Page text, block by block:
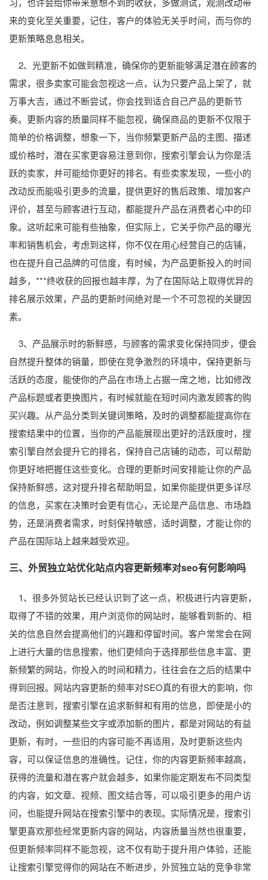
来的变化至关重要，记住，客户的体验无关乎时间，而与你的
更新策略息息相关。
2、光更新不如做到精准，确保你的更新能够满足潜在顾客的
需求，很多卖家可能会忽视这一点，认为只要产品上架了，就
万事大吉，通过不断尝试，你会找到适合自己产品的更新节
奏。更新内容的质量同样不能忽视，确保商品的更新不仅限于
简单的价格调整，想象一下，当你频繁更新产品的主图、描述
或价格时，潜在买家更容易注意到你，搜索引擎会认为你是活
跃的卖家，并可能给你更好的排名。有些卖家发现，一些小的
改动反而能吸引更多的流量，提供更好的售后政策、增加客户
评价，甚至与顾客进行互动，都能提升产品在消费者心中的印
象。这听起来可能有些抽象，但实际上，它关乎你产品的曝光
率和销售机会，考虑到这样，你不仅在用心经营自己的店铺，
也在提升自己品牌的可信度，有时候，为产品更新投入的时间
越多，***终收获的回报也越丰厚，为了在国际站上取得优异的
排名展示效果，产品的更新时间绝对是一个不可忽视的关键因
素。
3、产品展示时的新鲜感，与顾客的需求变化保持同步，便会
自然提升整体的销量，即使在竞争激烈的环境中，保持更新与
活跃的态度，能使你的产品在市场上占据一席之地，比如修改
产品标题或者更换图片，有时候就能在短时间内激发顾客的购
买兴趣。从产品分类到关键词策略，及时的调整都能提高你在
搜索结果中的位置，当你的产品能展现出更好的活跃度时，搜
索引擎自然会提升它的排名，保持自己店铺的动态，可以帮助
你更好地把握住这些变化。合理的更新时间安排能让你的产品
保持新鲜感，这对提升排名帮助明显，如果你能提供更多详尽
的信息，买家在决策时会更有信心，无论是产品信息、市场趋
势，还是消费者需求，时刻保持敏感，适时调整，才能让你的
产品在国际站上越来越受欢迎。
三、外贸独立站优化站点内容更新频率对seo有何影响吗
1、很多外贸站长已经认识到了这一点，积极进行内容更新，
取得了不错的效果，用户浏览你的网站时，能够看到新的、相
关的信息自然会提高他们的兴趣和停留时间。客户常常会在网
上进行大量的信息搜索，他们更倾向于选择那些信息丰富、更
新频繁的网站，你投入的时间和精力，往往会在之后的结果中
得到回报。网站内容更新的频率对SEO真的有很大的影响，你
是否注意到，搜索引擎在追求新鲜和有用的信息，即使是小的
改动，例如调整某些文字或添加新的图片，都是对网站的有益
更新，有时，一些旧的内容可能不再适用，及时更新这些内
容，可以保证信息的准确性。记住，你的内容更新频率越高，
获得的流量和潜在客户就会越多，如果你能定期发布不同类型
的内容，如文章、视频、图文结合等，可以吸引更多的用户访
问，也能提升网站在搜索引擎中的表现。实际情况是，搜索引
擎更喜欢那些经常更新内容的网站，内容质量当然也很重要，
但更新频率同样不能忽视，这不仅有助于提升用户体验，还能
让搜索引擎觉得你的网站在不断进步，外贸独立站的竞争非常